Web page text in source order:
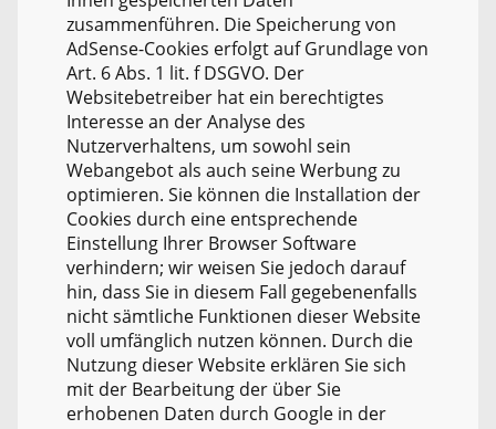
zusammenführen. Die Speicherung von
AdSense-Cookies erfolgt auf Grundlage von
Art. 6 Abs. 1 lit. f DSGVO. Der
Websitebetreiber hat ein berechtigtes
Interesse an der Analyse des
Nutzerverhaltens, um sowohl sein
Webangebot als auch seine Werbung zu
optimieren. Sie können die Installation der
Cookies durch eine entsprechende
Einstellung Ihrer Browser Software
verhindern; wir weisen Sie jedoch darauf
hin, dass Sie in diesem Fall gegebenenfalls
nicht sämtliche Funktionen dieser Website
voll umfänglich nutzen können. Durch die
Nutzung dieser Website erklären Sie sich
mit der Bearbeitung der über Sie
erhobenen Daten durch Google in der